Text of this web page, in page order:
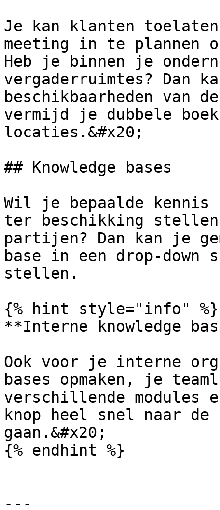
Je kan klanten
meeting in te plannen
Heb je binnen je
vergaderruimtes? Dan
beschikbaarheden van
vermijd je dubbele
locaties.&#x20;
## Knowledge bases
Wil je bepaalde kennis
ter beschikking
partijen? Dan kan je
base in een drop-
stellen.
{% hint style="info" %}
**Interne knowledge
Ook voor je interne
bases opmaken, je
verschillende modules
knop heel snel naar de
gaan.&#x20;
{% endhint %}
---